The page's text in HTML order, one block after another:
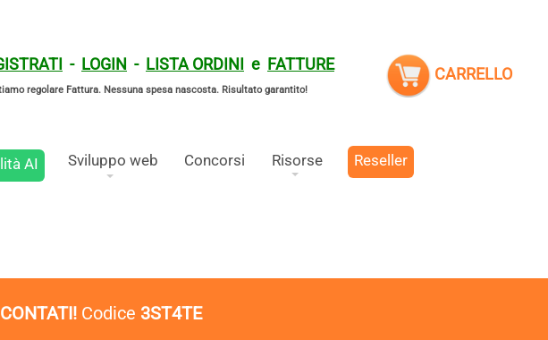
- LOGIN - LISTA ORDINI e FATTURE
regolare Fattura. Nessuna spesa nascosta. Risultato garantito!
CARRELLO
AI Sviluppo web Concorsi Risorse
Reseller
Codice 3ST4TE